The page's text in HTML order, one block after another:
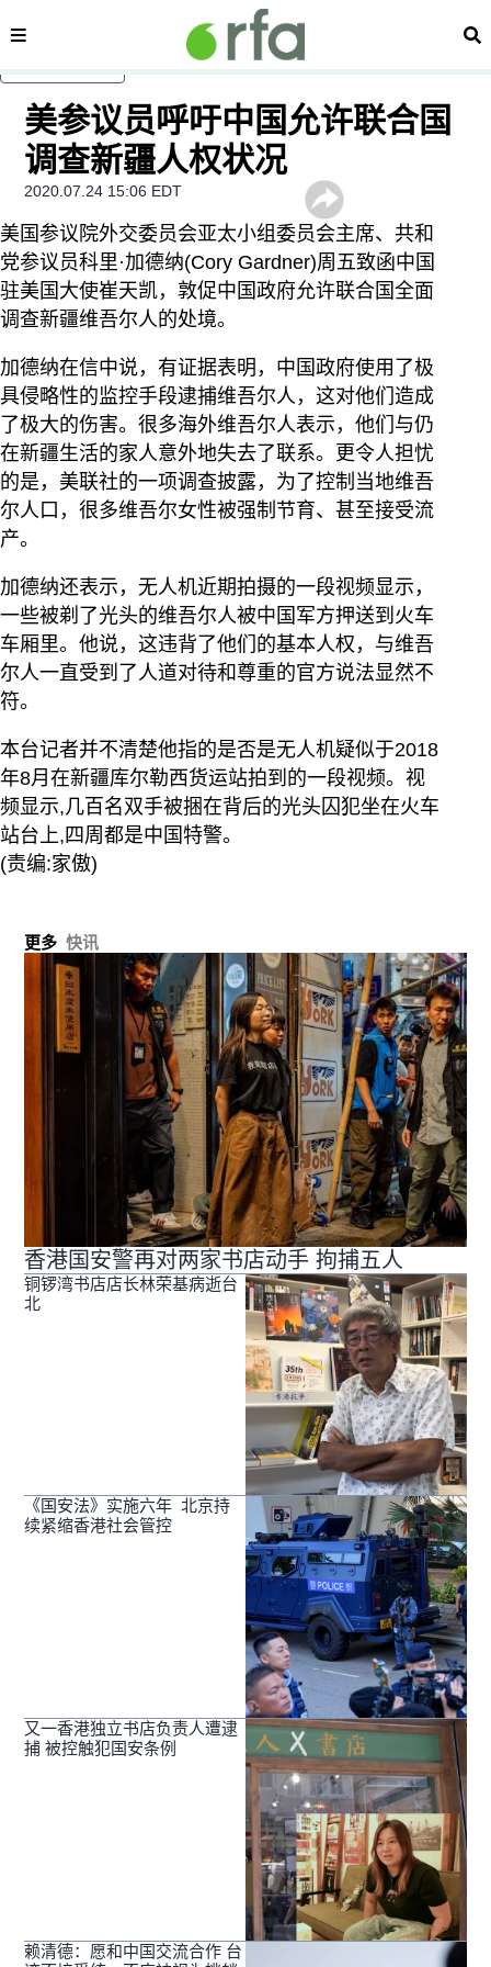
内容分类 搜
美参议员呼吁中国允许联合国
调查新疆人权状况
2020.07.24 15:06 EDT
美国参议院外交委员会亚太小组委员会主席、共和
党参议员科里·加德纳(Cory Gardner)周五致函中国
驻美国大使崔天凯，敦促中国政府允许联合国全面
调查新疆维吾尔人的处境。
加德纳在信中说，有证据表明，中国政府使用了极
具侵略性的监控手段逮捕维吾尔人，这对他们造成
了极大的伤害。很多海外维吾尔人表示，他们与仍
在新疆生活的家人意外地失去了联系。更令人担忧
的是，美联社的一项调查披露，为了控制当地维吾
尔人口，很多维吾尔女性被强制节育、甚至接受流
产。
加德纳还表示，无人机近期拍摄的一段视频显示，
一些被剃了光头的维吾尔人被中国军方押送到火车
车厢里。他说，这违背了他们的基本人权，与维吾
尔人一直受到了人道对待和尊重的官方说法显然不
符。
本台记者并不清楚他指的是否是无人机疑似于2018
年8月在新疆库尔勒西货运站拍到的一段视频。视
频显示,几百名双手被捆在背后的光头囚犯坐在火车
站台上,四周都是中国特警。
(责编:家傲)
更多 快讯
香港国安警再对两家书店动手 拘捕五人
铜锣湾书店店长林荣基病逝台
北
《国安法》实施六年 北京持
续紧缩香港社会管控
又一香港独立书店负责人遭逮
捕 被控触犯国安条例
赖清德：愿和中国交流合作 台